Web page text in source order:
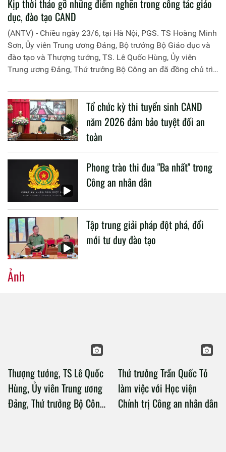
Kịp thời tháo gỡ những điểm nghẽn trong công tác giáo
dục, đào tạo CAND
(ANTV) - Chiều ngày 23/6, tại Hà Nội, PGS. TS Hoàng Minh
Sơn, Ủy viên Trung ương Đảng, Bộ trưởng Bộ Giáo dục và
đào tạo và Thượng tướng, TS. Lê Quốc Hùng, Ủy viên
Trung ương Đảng, Thứ trưởng Bộ Công an đã đồng chủ trì
liên quan đến công tác giáo dục và đào tạo của lực lượng
CAND.
Tổ chức kỳ thi tuyển sinh CAND
năm 2026 đảm bảo tuyệt đối an
toàn
Phong trào thi đua "Ba nhất" trong
Công an nhân dân
Tập trung giải pháp đột phá, đổi
mới tư duy đào tạo
Ảnh
Thượng tướng, TS Lê Quốc
Hùng, Ủy viên Trung ương
Đảng, Thứ trưởng Bộ Công
Thứ trưởng Trần Quốc Tỏ
làm việc với Học viện
Chính trị Công an nhân dân